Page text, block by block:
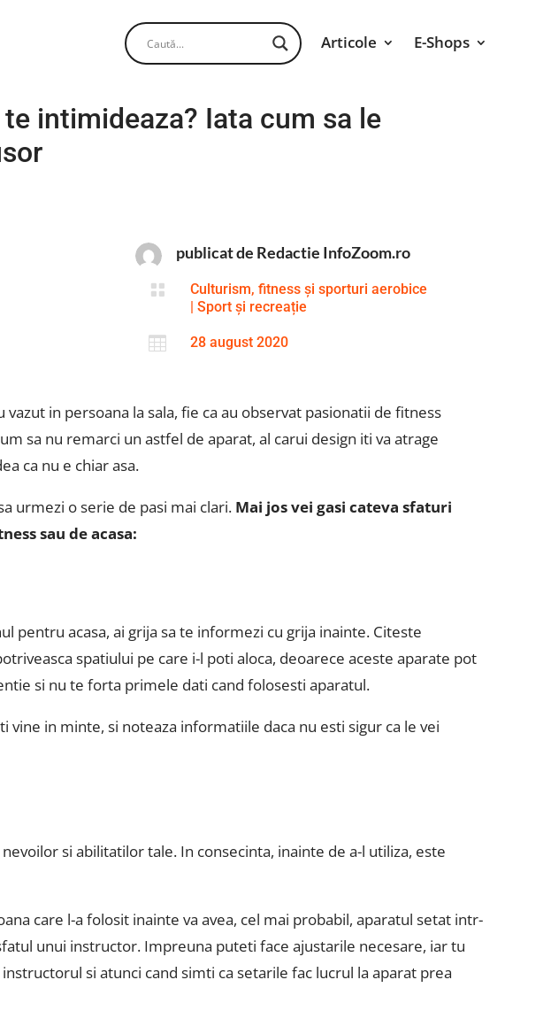
Articole E-Shops
intimideaza? Iata cum sa le
publicat de Redactie InfoZoom.ro

Culturism, fitness și sporturi aerobice
|Sport și recreație
 28 august 2020
in persoana la sala, fie ca au observat pasionatii de fitness
sa nu remarci un astfel de aparat, al carui design iti va atrage
ca nu e chiar asa.
urmezi o serie de pasi mai clari. Mai jos vei gasi cateva sfaturi
sau de acasa:
pentru acasa, ai grija sa te informezi cu grija inainte. Citeste
spatiului pe care i-l poti aloca, deoarece aceste aparate pot
si nu te forta primele dati cand folosesti aparatul.
in minte, si noteaza informatiile daca nu esti sigur ca le vei
si abilitatilor tale. In consecinta, inainte de a-l utiliza, este
care l-a folosit inainte va avea, cel mai probabil, aparatul setat intr-
unui instructor. Impreuna puteti face ajustarile necesare, iar tu
si atunci cand simti ca setarile fac lucrul la aparat prea